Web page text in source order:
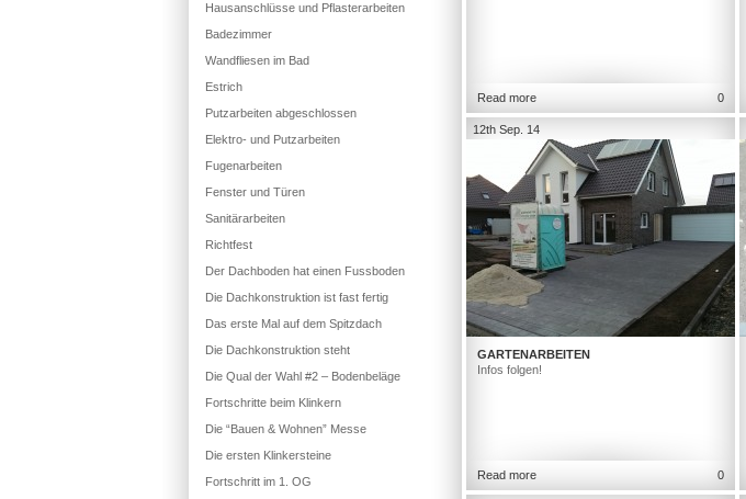
Read more 0
12th Sep. 14
GARTENARBEITEN
Infos folgen!
Read more 0
Hausanschlüsse und Pflasterarbeiten
Badezimmer
Wandfliesen im Bad
Estrich
Putzarbeiten abgeschlossen
Elektro- und Putzarbeiten
Fugenarbeiten
Fenster und Türen
Sanitärarbeiten
Richtfest
Der Dachboden hat einen Fussboden
Die Dachkonstruktion ist fast fertig
Das erste Mal auf dem Spitzdach
Die Dachkonstruktion steht
Die Qual der Wahl #2 – Bodenbeläge
Fortschritte beim Klinkern
Die “Bauen & Wohnen” Messe
Die ersten Klinkersteine
Fortschritt im 1. OG